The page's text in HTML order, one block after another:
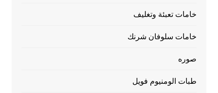
خامات تعبئة وتغليف
خامات سلوفان شرنك
صوره
طبات الومنيوم فويل